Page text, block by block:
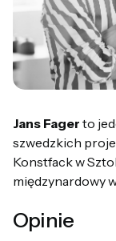
Jans Fager to
szwedzkich
Konstfack w
międzynardowy
Opinie